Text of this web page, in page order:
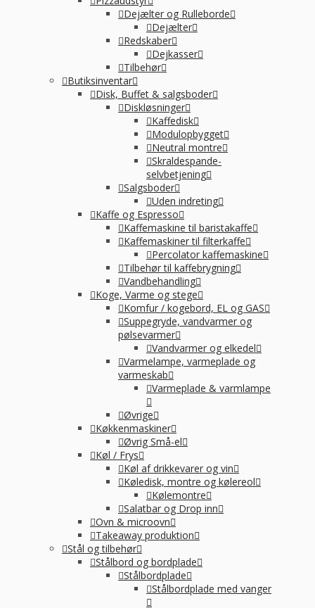
Dejælter og Rulleborde
Dejælter
Redskaber
Dejkasser
Tilbehør
Butiksinventar
Disk, Buffet & salgsboder
Diskløsninger
Kaffedisk
Modulopbygget
Neutral montre
Skraldespande-
selvbetjening
Salgsboder
Uden indreting
Kaffe og Espresso
Kaffemaskine til baristakaffe
Kaffemaskiner til filterkaffe
Percolator kaffemaskine
Tilbehør til kaffebrygning
Vandbehandling
Koge, Varme og stege
Komfur / kogebord, EL og GAS
Suppegryde, vandvarmer og
pølsevarmer
Vandvarmer og elkedel
Varmelampe, varmeplade og
varmeskab
Varmeplade & varmlampe
Øvrige
Køkkenmaskiner
Øvrig Små-el
Køl / Frys
Køl af drikkevarer og vin
Køledisk, montre og kølereol
Kølemontre
Salatbar og Drop inn
Ovn & microovn
Takeaway produktion
Stål og tilbehør
Stålbord og bordplade
Stålbordplade
Stålbordplade med vanger